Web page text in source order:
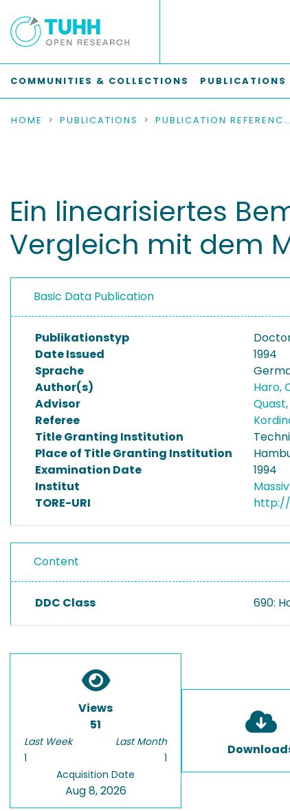
COMMUNITIES & COLLECTIONS PUBLICATIONS
HOME PUBLICATIONS PUBLICATION REFERENCES
Ein linearisiertes
Vergleich mit dem
Basic Data Publication
Publikationstyp
Date Issued
1994
Sprache
Author(s)
Haro,
Advisor
Referee
Title Granting Institution
Place of Title Granting Institution
Examination Date
1994
Institut
TORE-URI
http://
Content
DDC Class 690:
Views
51
Last Week
1
Last Month
1
Acquisition Date
Aug 8, 2026